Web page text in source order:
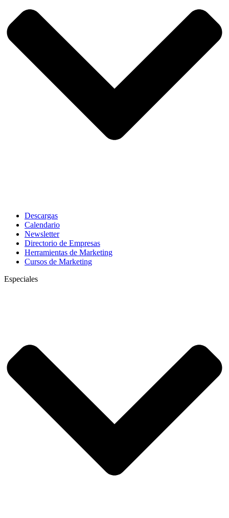
Descargas
Calendario
Newsletter
Directorio de Empresas
Herramientas de Marketing
Cursos de Marketing
Especiales